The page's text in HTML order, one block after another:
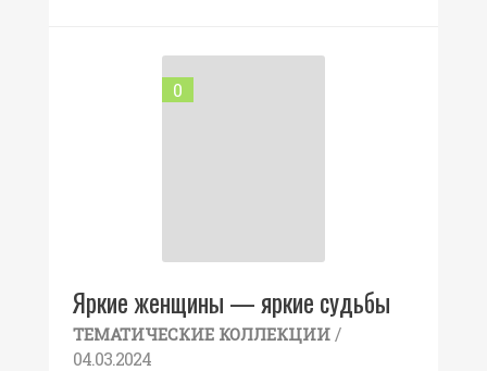
0
Яркие женщины — яркие судьбы
ТЕМАТИЧЕСКИЕ КОЛЛЕКЦИИ /
04.03.2024